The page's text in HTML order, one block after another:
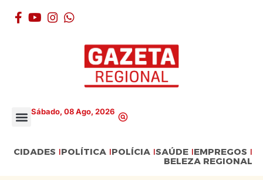
Sábado, 08 Ago, 2026
CIDADES POLÍTICA POLÍCIA SAÚDE EMPREGOS
BELEZA REGIONAL